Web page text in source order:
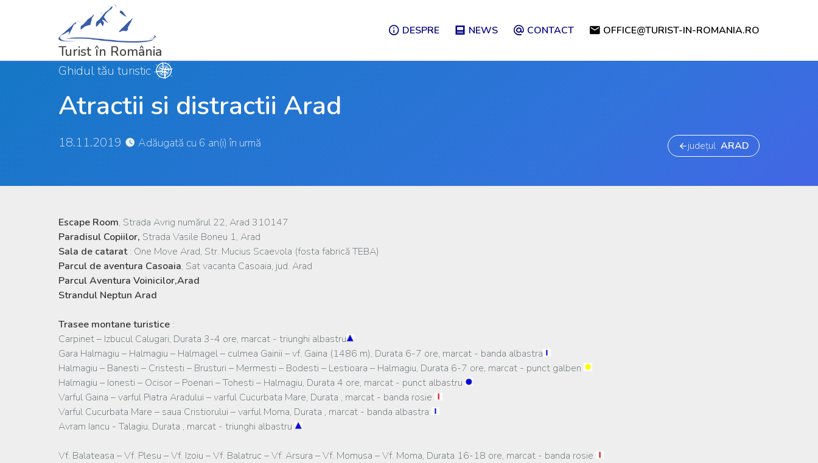
Turist în România
DESPRE NEWS CONTACT OFFICE@TURIST-IN-ROMANIA.RO
Ghidul tău turistic
Atractii si distractii Arad
județul ARAD
18.11.2019 Adăugată cu 6 an(i) în urmă
Escape Room, Strada Avrig numărul 22, Arad 310147
Paradisul Copiilor, Strada Vasile Boneu 1, Arad
Sala de catarat: One Move Arad, Str. Mucius Scaevola (fosta fabrică TEBA)
Parcul de aventura Casoaia, Sat vacanta Casoaia, jud. Arad
Parcul Aventura Voinicilor,Arad
Strandul Neptun Arad
Trasee montane turistice :
Carpinet – Izbucul Calugari, Durata 3-4 ore, marcat - triunghi albastru
Gara Halmagiu – Halmagiu – Halmagel – culmea Gainii – vf. Gaina (1486 m), Durata 6-7 ore, marcat - banda albastra
Halmagiu – Banesti – Cristesti – Brusturi – Mermesti – Bodesti – Lestioara – Halmagiu, Durata 6-7 ore, marcat - punct galben
Halmagiu – Ionesti – Ocisor – Poenari – Tohesti – Halmagiu, Durata 4 ore, marcat - punct albastru
Varful Gaina – varful Piatra Aradului – varful Cucurbata Mare, Durata , marcat - banda rosie
Varful Cucurbata Mare – saua Cristiorului – varful Moma, Durata , marcat - banda albastra
Avram Iancu - Talagiu, Durata , marcat - triunghi albastru
Vf. Balateasa – Vf. Plesu – Vf. Izoiu – Vf. Balatruc – Vf. Arsura – Vf. Momusa – Vf. Moma, Durata 16-18 ore, marcat - banda rosie